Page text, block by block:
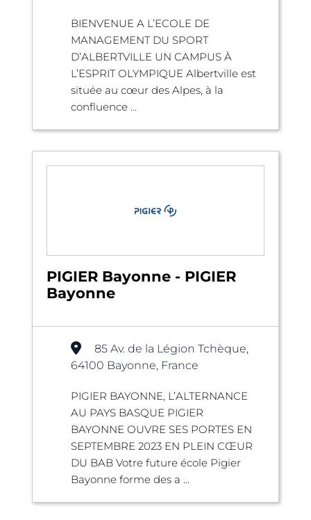
BIENVENUE A L’ECOLE DE
MANAGEMENT DU SPORT
D’ALBERTVILLE UN CAMPUS À
L’ESPRIT OLYMPIQUE Albertville est
située au cœur des Alpes, à la
confluence ...
PIGIER Bayonne - PIGIER
Bayonne
85 Av. de la Légion Tchèque,
64100 Bayonne, France
PIGIER BAYONNE, L’ALTERNANCE
AU PAYS BASQUE PIGIER
BAYONNE OUVRE SES PORTES EN
SEPTEMBRE 2023 EN PLEIN CŒUR
DU BAB Votre future école Pigier
Bayonne forme des a ...